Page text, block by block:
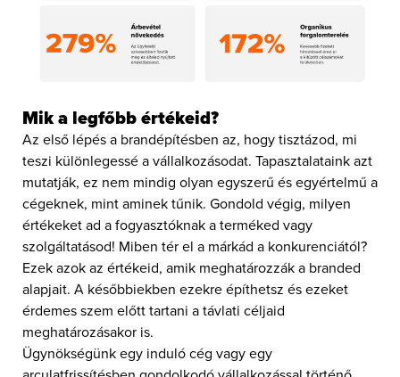
Mik a legfőbb értékeid?
Az első lépés a brandépítésben az, hogy tisztázod, mi
teszi különlegessé a vállalkozásodat. Tapasztalataink azt
mutatják, ez nem mindig olyan egyszerű és egyértelmű a
cégeknek, mint aminek tűnik. Gondold végig, milyen
értékeket ad a fogyasztóknak a terméked vagy
szolgáltatásod! Miben tér el a márkád a konkurenciától?
Ezek azok az értékeid, amik meghatározzák a branded
alapjait. A későbbiekben ezekre építhetsz és ezeket
érdemes szem előtt tartani a távlati céljaid
meghatározásakor is.
Ügynökségünk egy induló cég vagy egy